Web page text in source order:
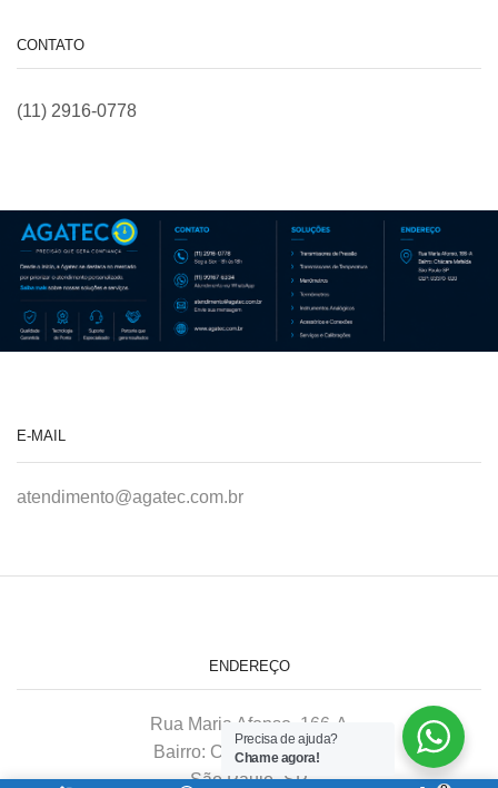
CONTATO
(11) 2916-0778
E-MAIL
atendimento@agatec.com.br
ENDEREÇO
Rua Maria Afonso, 166-A
Bairro: Chácara Mafalda
São Paulo–SP
Precisa de ajuda?
Chame agora!